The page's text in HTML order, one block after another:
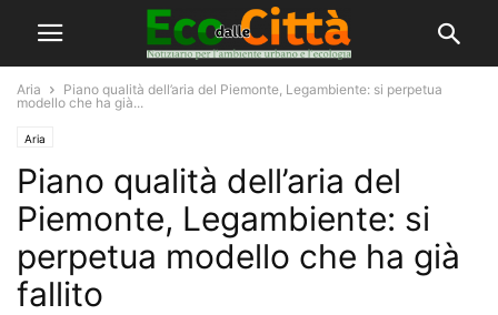
Aria
Piano qualità dell’aria del Piemonte, Legambiente: si perpetua
modello che ha già...
Aria
Piano qualità dell’aria del
Piemonte, Legambiente: si
perpetua modello che ha già
fallito